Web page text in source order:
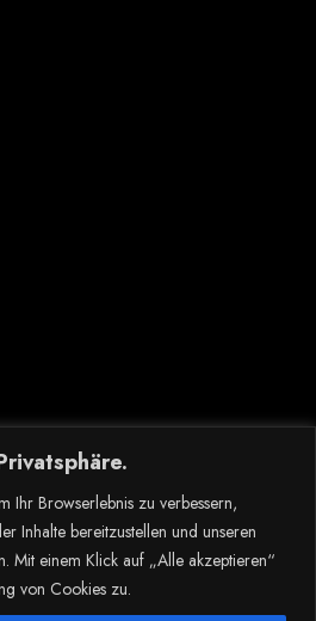
Ihr Browserlebnis zu verbessern,
Inhalte bereitzustellen und unseren
Mit einem Klick auf „Alle akzeptieren“
von Cookies zu.
Tlyard de. all rights reserved.